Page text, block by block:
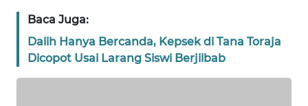
Baca Juga:
Dalih Hanya Bercanda, Kepsek di Tana Toraja
Dicopot Usai Larang Siswi Berjilbab
WN
JAKARTA